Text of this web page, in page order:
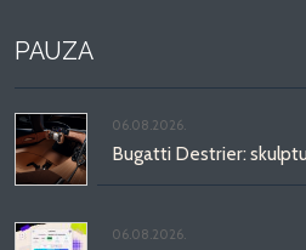
PAUZA
06.08.2026.
Bugatti Destrier:
06.08.2026.